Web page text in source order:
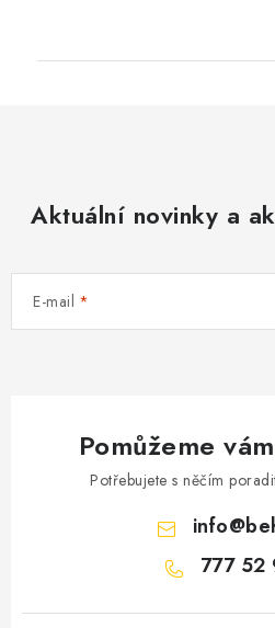
Aktuální novinky a
E-mail
Pomůžeme
Potřebujete s něčím
info@
777 52